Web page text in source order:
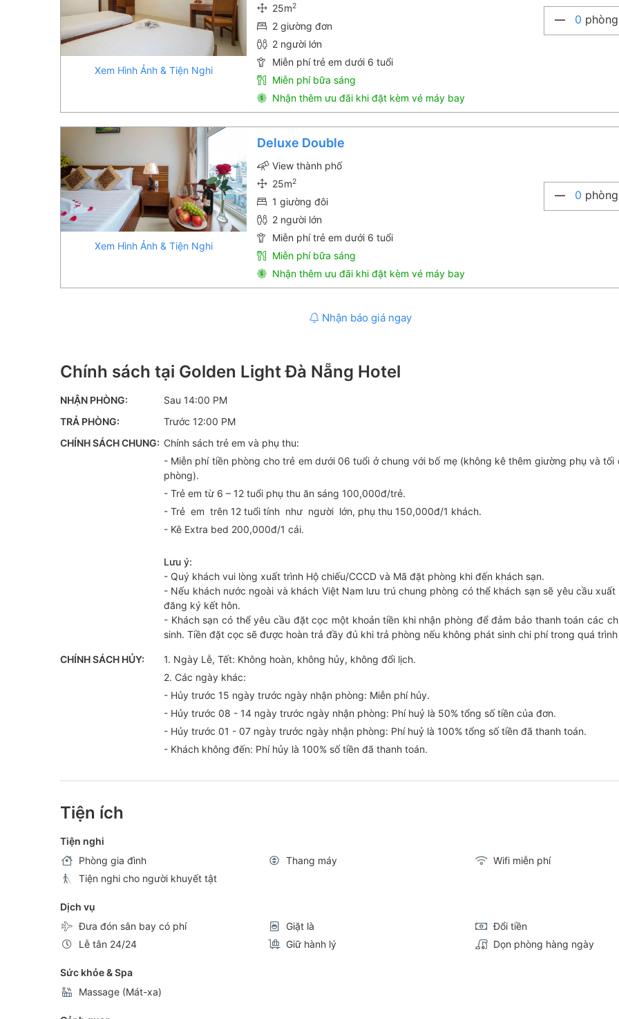
Xem Hình Ảnh & Tiện Nghi
25m2
2 giường đơn
2 người lớn
Miễn phí trẻ em dưới 6 tuổi
Miễn phí bữa sáng
Nhận thêm ưu đãi khi đặt kèm vé máy bay
0 phòng
Xem Hình Ảnh & Tiện Nghi
Deluxe Double
View thành phố
25m2
1 giường đôi
2 người lớn
Miễn phí trẻ em dưới 6 tuổi
Miễn phí bữa sáng
Nhận thêm ưu đãi khi đặt kèm vé máy bay
0 phòng
Nhận báo giá ngay
Chính sách tại Golden Light Đà Nẵng Hotel
NHẬN PHÒNG:
Sau 14:00 PM
TRẢ PHÒNG:
Trước 12:00 PM
CHÍNH SÁCH CHUNG: Chính sách trẻ em và phụ thu:
- Miễn phí tiền phòng cho trẻ em dưới 06 tuổi ở chung với bố mẹ (không kê thêm giường phụ và tối
phòng).
- Trẻ em từ 6 – 12 tuổi phụ thu ăn sáng 100,000đ/trẻ.
- Trẻ em trên 12 tuổi tính như người lớn, phụ thu 150,000đ/1 khách.
- Kê Extra bed 200,000đ/1 cái.
Lưu ý:
- Quý khách vui lòng xuất trình Hộ chiếu/CCCD và Mã đặt phòng khi đến khách sạn.
- Nếu khách nước ngoài và khách Việt Nam lưu trú chung phòng có thể khách sạn sẽ yêu cầu xuất
đăng ký kết hôn.
- Khách sạn có thể yêu cầu đặt cọc một khoản tiền khi nhận phòng để đảm bảo thanh toán các
sinh. Tiền đặt cọc sẽ được hoàn trả đầy đủ khi trả phòng nếu không phát sinh chi phí trong quá
CHÍNH SÁCH HỦY:
1. Ngày Lễ, Tết: Không hoàn, không hủy, không đổi lịch.
2. Các ngày khác:
- Hủy trước 15 ngày trước ngày nhận phòng: Miễn phí hủy.
- Hủy trước 08 - 14 ngày trước ngày nhận phòng: Phí huỷ là 50% tổng số tiền của đơn.
- Hủy trước 01 - 07 ngày trước ngày nhận phòng: Phí huỷ là 100% tổng số tiền đã thanh toán.
- Khách không đến: Phí hủy là 100% số tiền đã thanh toán.
Tiện ích
Tiện nghi
Phòng gia đình
Thang máy
Wifi miễn phí
Tiện nghi cho người khuyết tật
Dịch vụ
Đưa đón sân bay có phí
Giặt là
Đổi tiền
Lễ tân 24/24
Giữ hành lý Dọn phòng hàng ngày
Sức khỏe & Spa
Massage (Mát-xa)